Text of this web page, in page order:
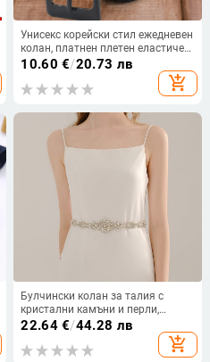
Унисекс корейски стил ежедневен
колан, платнен плетен еластичен
с катарама от сплав и
закопчаване с игла, ширина 2–4
см
10.60 €/20.73 лв
add_shopping_cart
Булчински колан за талия с
кристални камъни и перли,
широк (>4 см), закопчаване с
лента, стил свеж и принцеса
22.64€/44.28 лв
add_shopping_cart